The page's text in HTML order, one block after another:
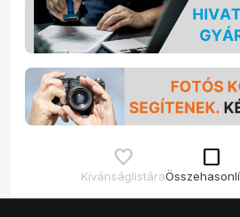
Kívánságlistára
check_box_outline_blank